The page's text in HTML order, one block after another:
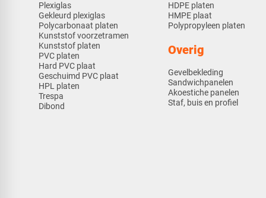
Plexiglas
Gekleurd plexiglas
Polycarbonaat platen
Kunststof voorzetramen
Kunststof platen
PVC platen
Hard PVC plaat
Geschuimd PVC plaat
HPL platen
Trespa
Dibond
HDPE platen
HMPE plaat
Polypropyleen platen
Overig
Gevelbekleding
Sandwichpanelen
Akoestiche panelen
Staf, buis en profiel